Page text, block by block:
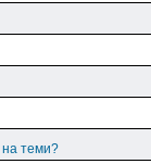
на теми?